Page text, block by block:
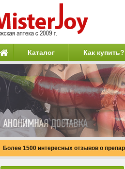
Каталог Как купить?
Более 1500 интересных отзывов о